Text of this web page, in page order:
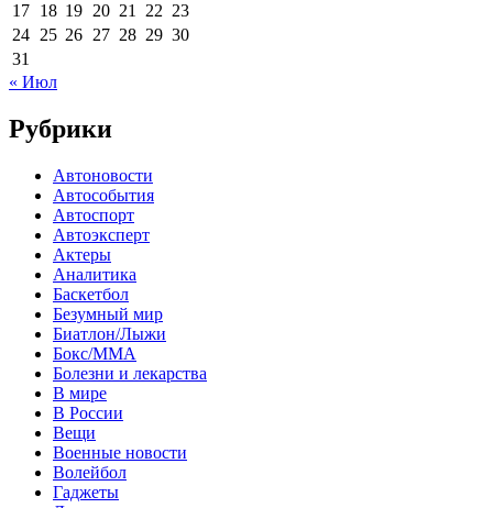
17 18 19 20 21 22 23
24 25 26 27 28 29 30
31
« Июл
Рубрики
Автоновости
Автособытия
Автоспорт
Автоэксперт
Актеры
Аналитика
Баскетбол
Безумный мир
Биатлон/Лыжи
Бокс/MMA
Болезни и лекарства
В мире
В России
Вещи
Военные новости
Волейбол
Гаджеты